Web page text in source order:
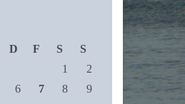
D F S
S
1
2
6 7 8
9